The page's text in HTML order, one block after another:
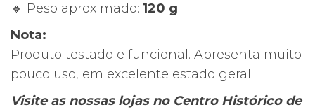
🔹 Peso aproximado: 120 g
Nota:
Produto testado e funcional. Apresenta muito
pouco uso, em excelente estado geral.
Visite as nossas lojas no Centro Histórico de